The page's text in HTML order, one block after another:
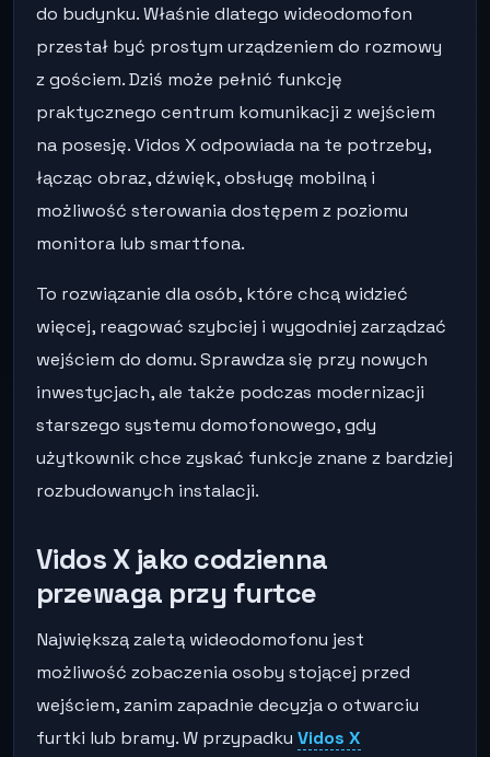
do budynku. Właśnie dlatego wideodomofon
przestał być prostym urządzeniem do rozmowy
z gościem. Dziś może pełnić funkcję
praktycznego centrum komunikacji z wejściem
na posesję. Vidos X odpowiada na te potrzeby,
łącząc obraz, dźwięk, obsługę mobilną i
możliwość sterowania dostępem z poziomu
monitora lub smartfona.
To rozwiązanie dla osób, które chcą widzieć
więcej, reagować szybciej i wygodniej zarządzać
wejściem do domu. Sprawdza się przy nowych
inwestycjach, ale także podczas modernizacji
starszego systemu domofonowego, gdy
użytkownik chce zyskać funkcje znane z bardziej
rozbudowanych instalacji.
Vidos X jako codzienna
przewaga przy furtce
Największą zaletą wideodomofonu jest
możliwość zobaczenia osoby stojącej przed
wejściem, zanim zapadnie decyzja o otwarciu
furtki lub bramy. W przypadku Vidos X